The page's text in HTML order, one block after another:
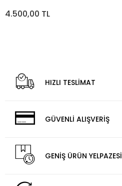
4.500,00 TL
HIZLI TESLİMAT
GÜVENLİ ALIŞVERİŞ
GENİŞ ÜRÜN YELPAZESİ